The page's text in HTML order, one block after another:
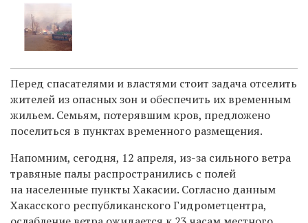
Перед спасателями и властями стоит задача отселить
жителей из опасных зон и обеспечить их временным
жильем. Семьям, потерявшим кров, предложено
поселиться в пунктах временного размещения.
Напомним, сегодня, 12 апреля, из-за сильного ветра
травяные палы распространились с полей
на населенные пункты Хакасии. Согласно данным
Хакасского республиканского Гидрометцентра,